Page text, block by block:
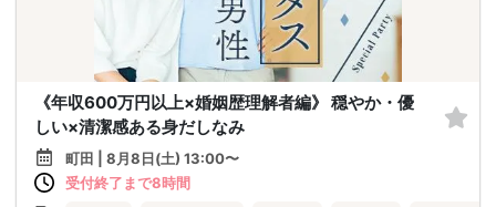
《年収600万円以上×婚姻歴理解者編》 穏やか・優
しい×清潔感ある身だしなみ
町田 | 8月8日(土) 13:00〜
受付終了まで8時間